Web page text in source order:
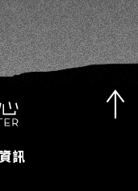
訊